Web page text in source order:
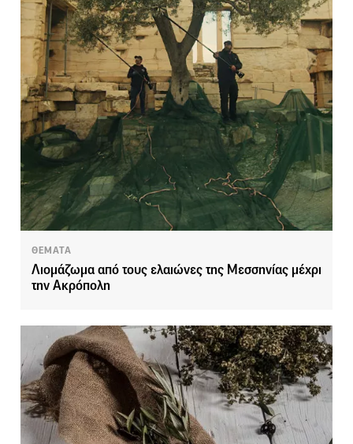
ΘΕΜΑΤΑ
Λιομάζωμα από τους ελαιώνες της Μεσσηνίας μέχρι
την Ακρόπολη